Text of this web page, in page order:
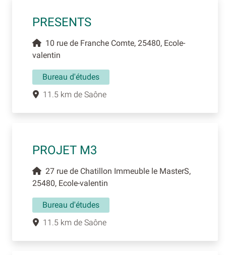
PRESENTS
10 rue de Franche Comte, 25480, Ecole-
valentin
Bureau d'études
11.5 km de Saône
PROJET M3
27 rue de Chatillon Immeuble le MasterS,
25480, Ecole-valentin
Bureau d'études
11.5 km de Saône